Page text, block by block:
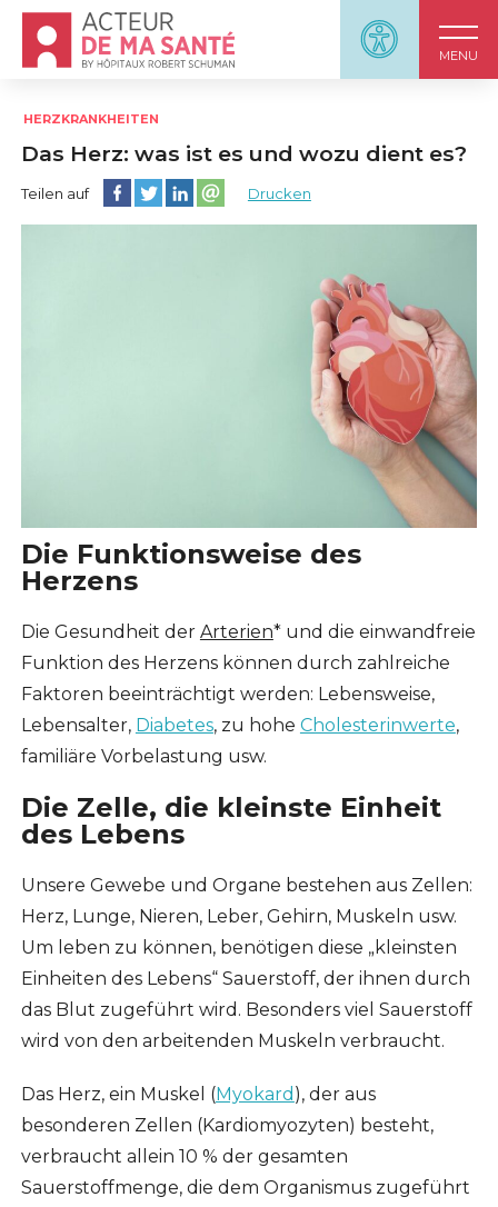
Panneau
MENU
Accueil - Acteur de ma santé, by HôpitauxRobert
HERZKRANKHEITEN
Das Herz: was ist es und wozu dient es?
Teilen auf Diese Seite auf Facebook teilen
Diese Seite auf Twitter teilen
Diese Seite auf LinkedIn teilen
Partager cette page sur email
Drucken
Die Funktionsweise des
Herzens
Die Gesundheit der Arterien* und die einwandfreie
Funktion des Herzens können durch zahlreiche
Faktoren beeinträchtigt werden: Lebensweise,
Lebensalter, Diabetes, zu hohe Cholesterinwerte,
familiäre Vorbelastung usw.
Die Zelle, die kleinste Einheit
des Lebens
Unsere Gewebe und Organe bestehen aus Zellen:
Herz, Lunge, Nieren, Leber, Gehirn, Muskeln usw.
Um leben zu können, benötigen diese „kleinsten
Einheiten des Lebens“ Sauerstoff, der ihnen durch
das Blut zugeführt wird. Besonders viel Sauerstoff
wird von den arbeitenden Muskeln verbraucht.
Das Herz, ein Muskel (Myokard ), der aus
besonderen Zellen (Kardiomyozyten) besteht,
verbraucht allein 10 % der gesamten
Sauerstoffmenge, die dem Organismus zugeführt